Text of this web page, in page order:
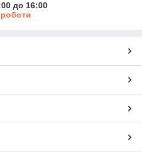
до 16:00